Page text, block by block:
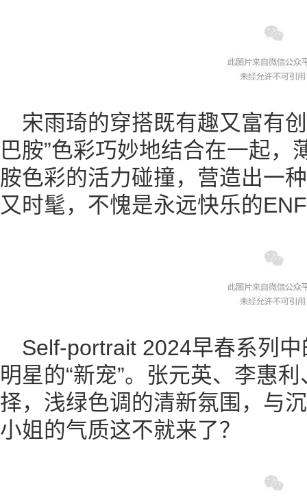
宋雨琦的穿搭既有趣又富有
巴胺”色彩巧妙地结合在一起，
胺色彩的活力碰撞，营造出一
又时髦，不愧是永远快乐的
Self-portrait 2024早春系列
明星的“新宠”。张元英、李惠
择，浅绿色调的清新氛围，与
小姐的气质这不就来了？